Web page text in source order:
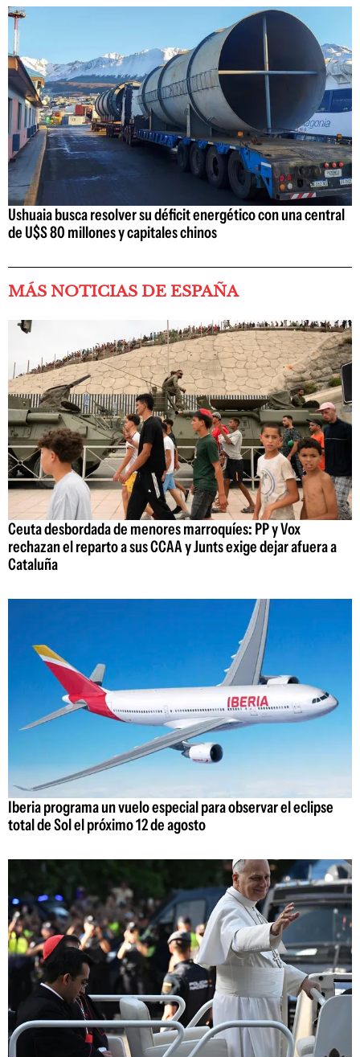
Ushuaia busca resolver su déficit energético con una central
de U$S 80 millones y capitales chinos
MÁS NOTICIAS DE ESPAÑA
Ceuta desbordada de menores marroquíes: PP y Vox
rechazan el reparto a sus CCAA y Junts exige dejar afuera a
Cataluña
Iberia programa un vuelo especial para observar el eclipse
total de Sol el próximo 12 de agosto